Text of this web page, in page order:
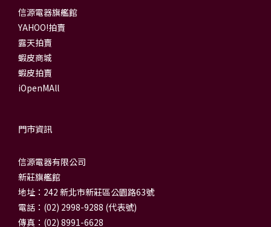
信源電器旗艦館
YAHOO!拍賣
露天拍賣
蝦皮商城
蝦皮拍賣
iOpenMAll
門市資訊
信源電器有限公司
新莊旗艦館
地址：242 新北市新莊區公園路63號
電話：(02) 2998-9288 (代表號)
傳真：(02) 8991-6628